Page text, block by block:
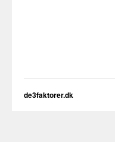
de3faktorer.dk